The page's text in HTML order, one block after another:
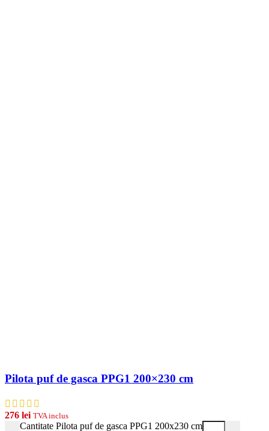
Pilota puf de gasca PPG1 200×230 cm
276 lei TVA inclus
Cantitate Pilota puf de gasca PPG1 200x230 cm